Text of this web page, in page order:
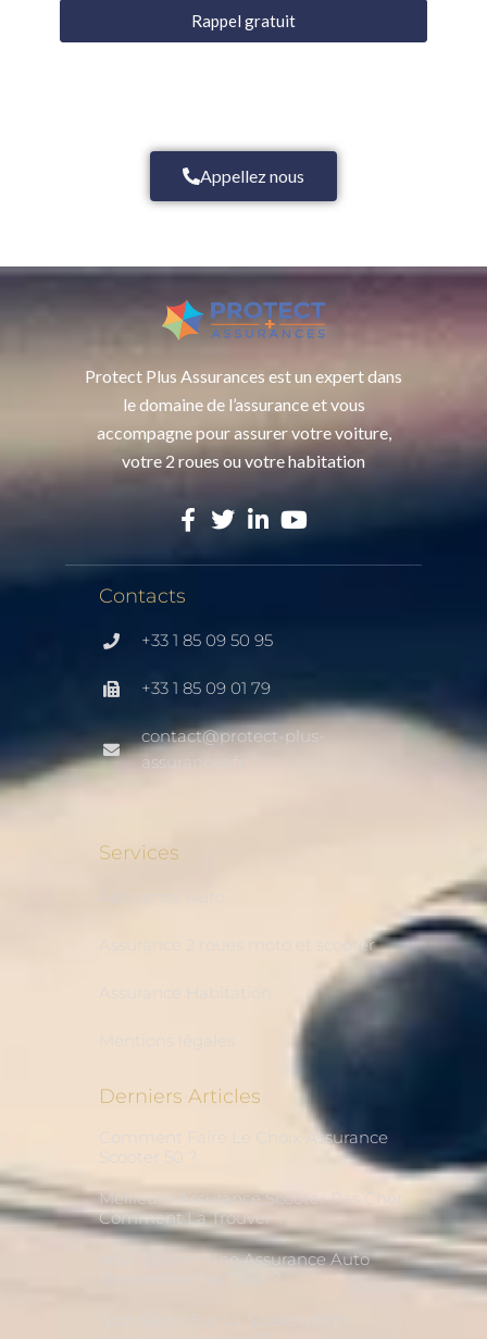
Rappel gratuit
Appellez nous
Protect Plus Assurances est un expert dans
le domaine de l’assurance et vous
accompagne pour assurer votre voiture,
votre 2 roues ou votre habitation
Contacts
+33 1 85 09 50 95
+33 1 85 09 01 79
contact@protect-plus-
assurances.fr
Services
Assurance Auto
Assurance 2 roues moto et scooter
Assurance Habitation
Mentions légales
Derniers Articles
Comment Faire Le Choix Assurance
Scooter 50 ?
Meilleure Assurance Scooter Pas Cher,
Comment La Trouver ?
Vous Désirez Une Assurance Auto
Tout Savoir Sur La Souscription